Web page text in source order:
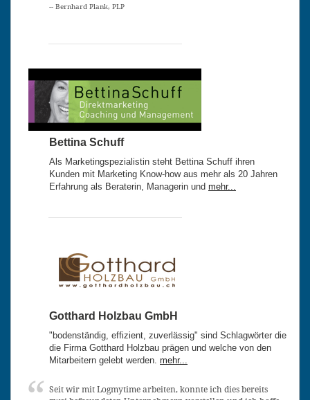
-- Bernhard Plank, PLP
Bettina Schuff
Als Marketingspezialistin steht Bettina Schuff ihren
Kunden mit Marketing Know-how aus mehr als 20 Jahren
Erfahrung als Beraterin, Managerin und mehr...
Gotthard Holzbau GmbH
"bodenständig, effizient, zuverlässig" sind Schlagwörter die
die Firma Gotthard Holzbau prägen und welche von den
Mitarbeitern gelebt werden. mehr...
Seit wir mit Logmytime arbeiten, konnte ich dies bereits